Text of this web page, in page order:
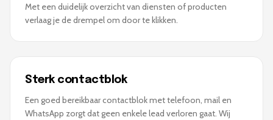
Met een duidelijk overzicht van diensten of producten
verlaag je de drempel om door te klikken.
Sterk contactblok
Een goed bereikbaar contactblok met telefoon, mail en
WhatsApp zorgt dat geen enkele lead verloren gaat. Wij